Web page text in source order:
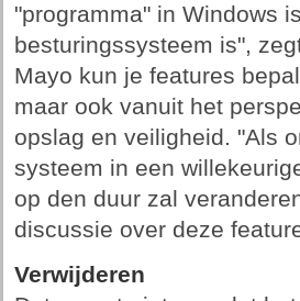
"programma" in Windows
besturingssysteem is",
Mayo kun je features
maar ook vanuit het
opslag en veiligheid. "Als
systeem in een
op den duur zal
discussie over deze
Verwijderen